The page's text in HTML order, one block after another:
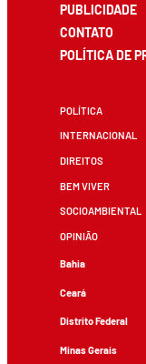
PUBLICIDADE
CONTATO
POLÍTICA DE
POLÍTICA
INTERNACIONAL
DIREITOS
BEM VIVER
SOCIOAMBIENTAL
OPINIÃO
Bahia
Ceará
Distrito Federal
Minas Gerais